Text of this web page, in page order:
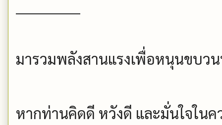
มารวมพลังสานแรงเพื่อหนุนขบว
หากท่านคิดดี หวังดี และมั่นใจใน